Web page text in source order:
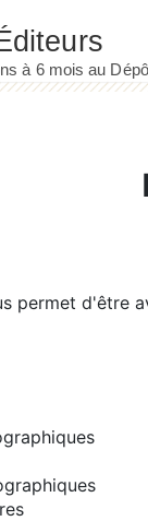
permet d'être